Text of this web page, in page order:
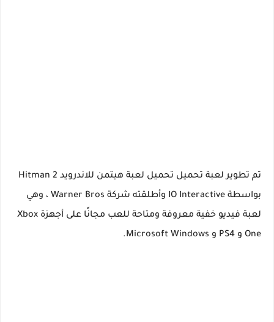
تم تطوير لعبة تحميل تحميل لعبة هيتمن للاندرويد Hitman 2
بواسطة IO Interactive وأطلقته شركة Warner Bros ، وهي
لعبة فيديو خفية معروفة ومتاحة للعب مجانًا على أجهزة Xbox
One و PS4 و Microsoft Windows.